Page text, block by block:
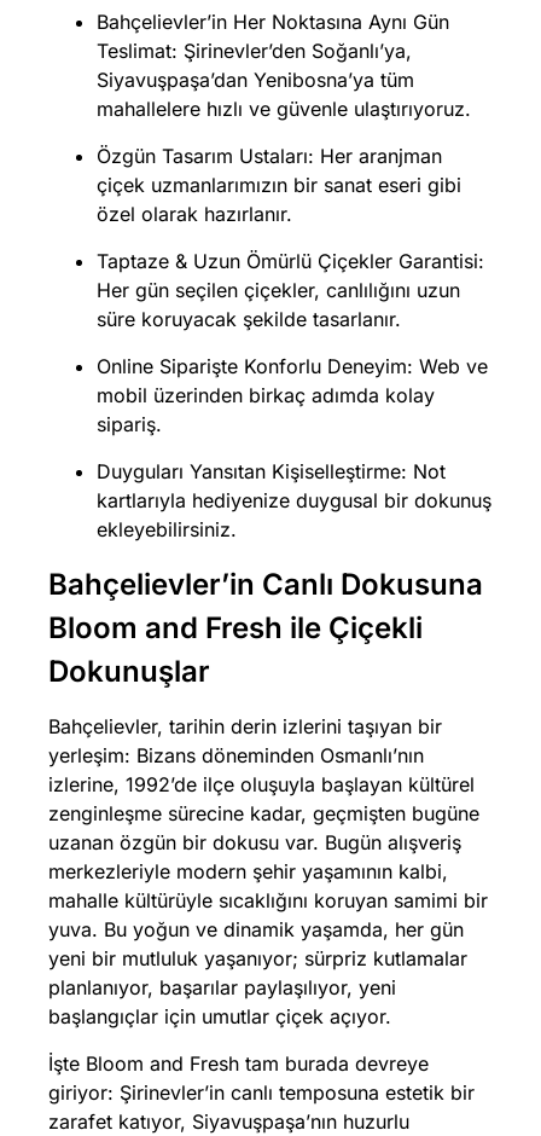
Bahçelievler’in Her Noktasına Aynı Gün
Teslimat: Şirinevler’den Soğanlı’ya,
Siyavuşpaşa’dan Yenibosna’ya tüm
mahallelere hızlı ve güvenle ulaştırıyoruz.
Özgün Tasarım Ustaları: Her aranjman
çiçek uzmanlarımızın bir sanat eseri gibi
özel olarak hazırlanır.
Taptaze & Uzun Ömürlü Çiçekler Garantisi:
Her gün seçilen çiçekler, canlılığını uzun
süre koruyacak şekilde tasarlanır.
Online Siparişte Konforlu Deneyim: Web ve
mobil üzerinden birkaç adımda kolay
sipariş.
Duyguları Yansıtan Kişiselleştirme: Not
kartlarıyla hediyenize duygusal bir dokunuş
ekleyebilirsiniz.
Bahçelievler’in Canlı Dokusuna
Bloom and Fresh ile Çiçekli
Dokunuşlar
Bahçelievler, tarihin derin izlerini taşıyan bir
yerleşim: Bizans döneminden Osmanlı’nın
izlerine, 1992’de ilçe oluşuyla başlayan kültürel
zenginleşme sürecine kadar, geçmişten bugüne
uzanan özgün bir dokusu var. Bugün alışveriş
merkezleriyle modern şehir yaşamının kalbi,
mahalle kültürüyle sıcaklığını koruyan samimi bir
yuva. Bu yoğun ve dinamik yaşamda, her gün
yeni bir mutluluk yaşanıyor; sürpriz kutlamalar
planlanıyor, başarılar paylaşılıyor, yeni
başlangıçlar için umutlar çiçek açıyor.
İşte Bloom and Fresh tam burada devreye
giriyor: Şirinevler’in canlı temposuna estetik bir
zarafet katıyor, Siyavuşpaşa’nın huzurlu